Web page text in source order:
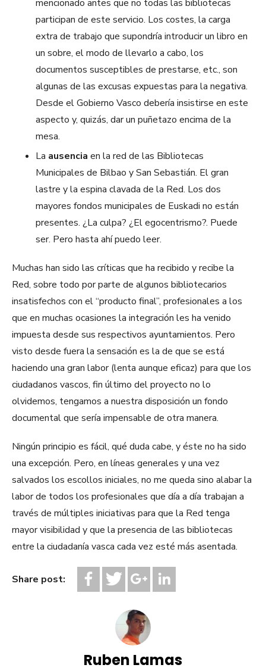
mencionado antes que no todas las bibliotecas
participan de este servicio. Los costes, la carga
extra de trabajo que supondría introducir un libro en
un sobre, el modo de llevarlo a cabo, los
documentos susceptibles de prestarse, etc., son
algunas de las excusas expuestas para la negativa.
Desde el Gobierno Vasco debería insistirse en este
aspecto y, quizás, dar un puñetazo encima de la
mesa.
La ausencia en la red de las Bibliotecas
Municipales de Bilbao y San Sebastián. El gran
lastre y la espina clavada de la Red. Los dos
mayores fondos municipales de Euskadi no están
presentes. ¿La culpa? ¿El egocentrismo?. Puede
ser. Pero hasta ahí puedo leer.
Muchas han sido las críticas que ha recibido y recibe la
Red, sobre todo por parte de algunos bibliotecarios
insatisfechos con el “producto final”, profesionales a los
que en muchas ocasiones la integración les ha venido
impuesta desde sus respectivos ayuntamientos. Pero
visto desde fuera la sensación es la de que se está
haciendo una gran labor (lenta aunque eficaz) para que los
ciudadanos vascos, fin último del proyecto no lo
olvidemos, tengamos a nuestra disposición un fondo
documental que sería impensable de otra manera.
Ningún principio es fácil, qué duda cabe, y éste no ha sido
una excepción. Pero, en líneas generales y una vez
salvados los escollos iniciales, no me queda sino alabar la
labor de todos los profesionales que día a día trabajan a
través de múltiples iniciativas para que la Red tenga
mayor visibilidad y que la presencia de las bibliotecas
entre la ciudadanía vasca cada vez esté más asentada.
Share post:
Ruben Lamas